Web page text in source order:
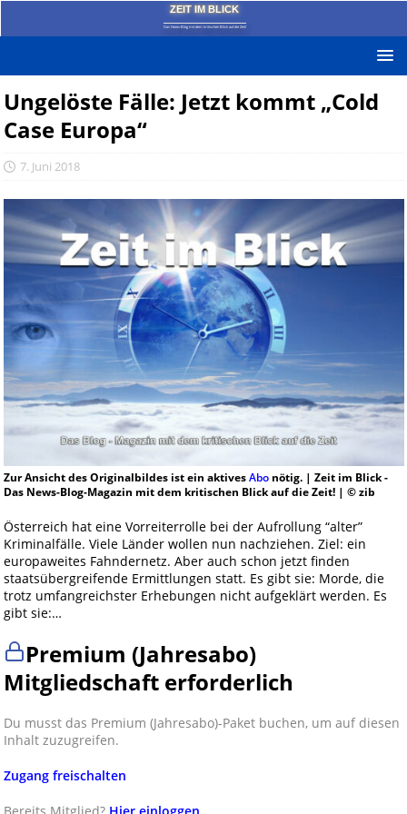
ZEIT IM BLICK
Das News-Blog mit dem kritischen Blick auf die Zeit!
Ungelöste Fälle: Jetzt kommt „Cold
Case Europa“
7. Juni 2018
Zur Ansicht des Originalbildes ist ein aktivesAbonötig. | Zeit im Blick -
Das News-Blog-Magazin mit dem kritischen Blick auf die Zeit! | © zib
Österreich hat eine Vorreiterrolle bei der Aufrollung “alter”
Kriminalfälle. Viele Länder wollen nun nachziehen. Ziel: ein
europaweites Fahndernetz. Aber auch schon jetzt finden
staatsübergreifende Ermittlungen statt. Es gibt sie: Morde, die
trotz umfangreichster Erhebungen nicht aufgeklärt werden. Es
gibt sie:…
Premium (Jahresabo)
Mitgliedschaft erforderlich
Du musst das Premium (Jahresabo)-Paket buchen, um auf diesen
Inhalt zuzugreifen.
Zugang freischalten